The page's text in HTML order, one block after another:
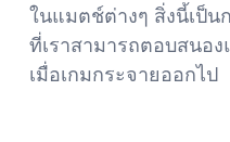
ในแมตช์ต่างๆ สิ่งนี้เป็
ที่เราสามารถตอบสนอ
เมื่อเกมกระจายออกไป